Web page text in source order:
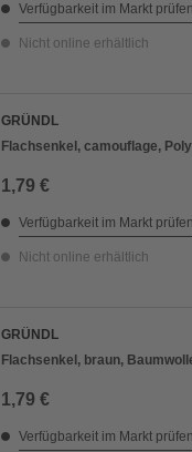
Verfügbarkeit im Markt prüfen
Nicht online erhältlich
GRÜNDL
Flachsenkel, camouflage,
1,79 €
Verfügbarkeit im Markt prüfen
Nicht online erhältlich
GRÜNDL
Flachsenkel, braun,
1,79 €
Verfügbarkeit im Markt prüfen